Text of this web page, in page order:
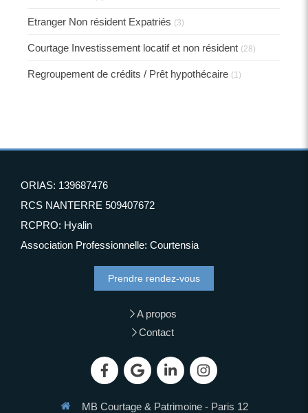
Etranger Non résident Expatriés (3)
Courtage Investissement locatif et non résident (28)
Regroupement de crédits / Prêt hypothécaire (1)
ORIAS: 139687476
RCS NANTERRE 509407672
RCPRO: Hyalin
Association Professionnelle: Courtensia
Prendre rendez-vous
A propos
Contact
MB Courtage & Patrimoine - Paris 12